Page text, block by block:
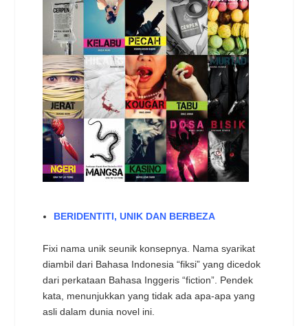
BERIDENTITI, UNIK DAN BERBEZA
Fixi nama unik seunik konsepnya. Nama syarikat
diambil dari Bahasa Indonesia “fiksi” yang dicedok
dari perkataan Bahasa Inggeris “fiction”. Pendek
kata, menunjukkan yang tidak ada apa-apa yang
asli dalam dunia novel ini.